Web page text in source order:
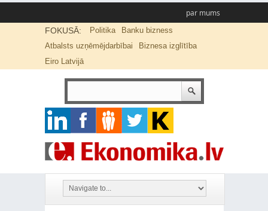
par mums
FOKUSĀ: Politika
Banku bizness
Atbalsts uzņēmējdarbībai
Biznesa izglītība
Eiro Latvijā